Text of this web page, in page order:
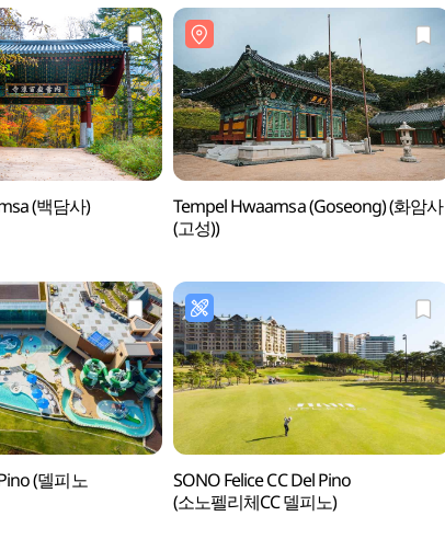
(백담사)
Tempel Hwaamsa (Goseong) (화암사
(고성))
(델피노
SONO Felice CC Del Pino
(소노펠리체CC 델피노)